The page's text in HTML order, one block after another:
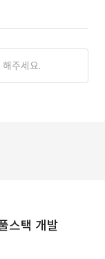
해주세요.
스택 개발